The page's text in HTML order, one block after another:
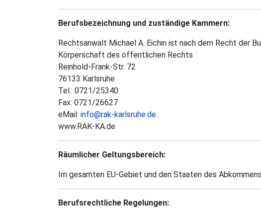
Berufsbezeichnung und zuständige Kammern:
Rechtsanwalt Michael A. Eichin ist nach dem Recht der
Körperschaft des öffentlichen Rechts
Reinhold-Frank-Str. 72
76133 Karlsruhe
Tel.: 0721/25340
Fax: 0721/26627
eMail: info@rak-karlsruhe.de
www.RAK-KA.de
Räumlicher Geltungsbereich:
Im gesamten EU-Gebiet und den Staaten des
Berufsrechtliche Regelungen: